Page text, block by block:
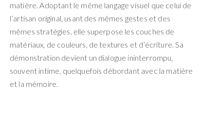
matière. Adoptant le même langage visuel que celui de
l’artisan original, usant des mêmes gestes et des
mêmes stratégies, elle superpose les couches de
matériaux, de couleurs, de textures et d’écriture. Sa
démonstration devient un dialogue ininterrompu,
souvent intime, quelquefois débordant avec la matière
et la mémoire.